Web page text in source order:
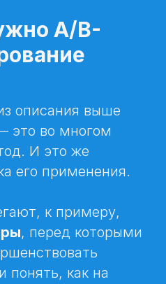
A/B-
описания выше
это во многом
И это же
его применения.
к примеру,
, перед которыми
понять, как на